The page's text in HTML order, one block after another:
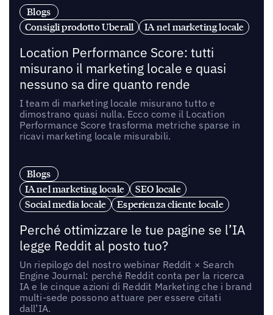
Blogs
Consigli prodotto Uberall
IA nel marketing locale
Location Performance Score: tutti
misurano il marketing locale e quasi
nessuno sa dire quanto rende
I team di marketing locale misurano tutto e
dimostrano quasi nulla. Ecco come il Location
Performance Score trasforma metriche sparse in
ricavi marketing locale misurabili.
Blogs
IA nel marketing locale
SEO locale
Social media locale
Esperienza cliente locale
Perché ottimizzare le tue pagine se l’IA
legge Reddit al posto tuo?
Un riepilogo del nostro webinar Reddit × Search
Engine Journal: perché Reddit conta per la ricerca
IA e le cinque azioni di Reddit Marketing che i brand
multi-sede possono attuare per essere citati
dall’IA.